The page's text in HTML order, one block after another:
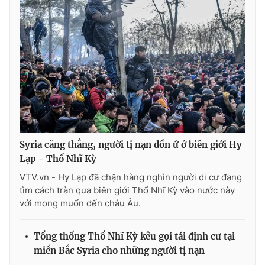
THỜI BÁO VTV
Theo dõi báo trên
Cơ quan chủ quản:Đài Truyền hình Việt Nam
Cơ quan báo chí:Thời báo VTV
Giấy phép hoạt động báo in và báo điện tử số 483/GP-BTTTT
cấp ngày 29/12/2023
Tổng Biên tập:Vũ Thanh Thủy
Nguyễn Trọng Ninh
Tổng đài VTV:024.38 355 931 - 024.38 355 932
Syria căng thẳng, người tị nạn dồn ứ ở biên giới Hy
Lạp - Thổ Nhĩ Kỳ
VTV.vn - Hy Lạp đã chặn hàng nghìn người di cư đang
tìm cách tràn qua biên giới Thổ Nhĩ Kỳ vào nước này
với mong muốn đến châu Âu.
Tổng thống Thổ Nhĩ Kỳ kêu gọi tái định cư tại
miền Bắc Syria cho những người tị nạn